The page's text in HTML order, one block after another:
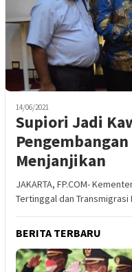
14/06/2021
Supiori Jadi
Menjanjikan
JAKARTA, FP.COM-
Tertinggal dan
BERITA TERBARU